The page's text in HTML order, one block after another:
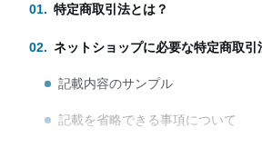
特定商取引法とは？
ネットショップに必要な特定商取引
記載内容のサンプル
記載を省略できる事項について
バーチャルオフィスの住所と電話